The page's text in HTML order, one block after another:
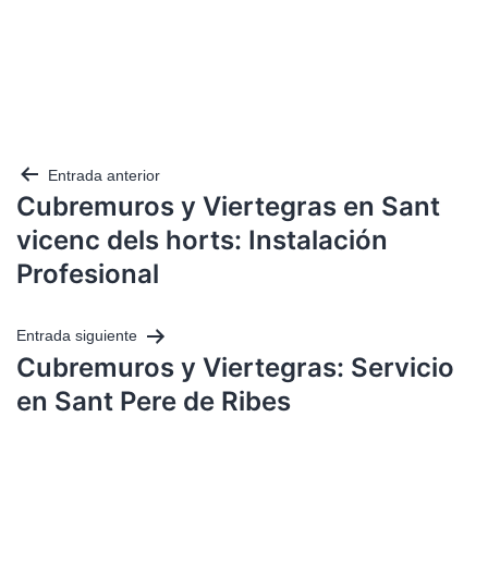
Entrada anterior
Cubremuros y Viertegras en Sant
vicenc dels horts: Instalación
Profesional
Entrada siguiente
Cubremuros y Viertegras: Servicio
en Sant Pere de Ribes